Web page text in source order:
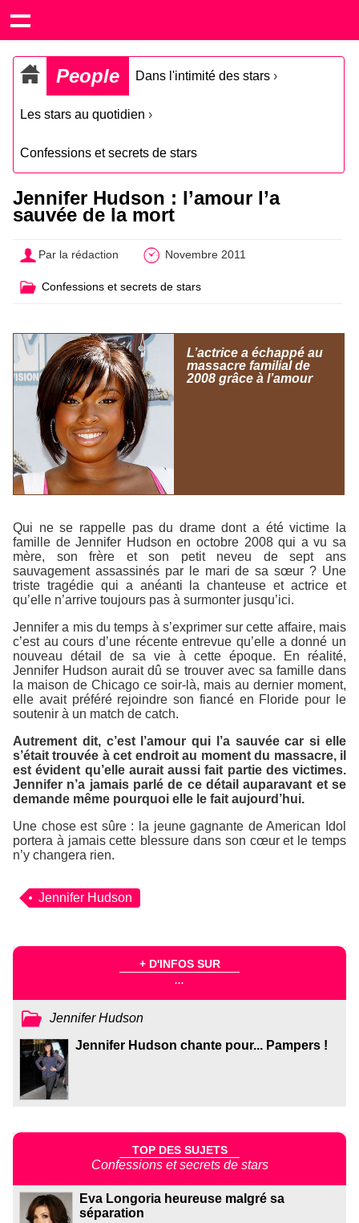
People Dans l'intimité des stars ›
Les stars au quotidien ›
Confessions et secrets de stars
Jennifer Hudson : l’amour l’a
sauvée de la mort
Par la rédaction Novembre 2011
Confessions et secrets de stars
L’actrice a échappé au
massacre familial de
2008 grâce à l’amour
Qui ne se rappelle pas du drame dont a été victime la
famille de Jennifer Hudson en octobre 2008 qui a vu sa
mère, son frère et son petit neveu de sept ans
sauvagement assassinés par le mari de sa sœur ? Une
triste tragédie qui a anéanti la chanteuse et actrice et
qu’elle n’arrive toujours pas à surmonter jusqu’ici.
Jennifer a mis du temps à s’exprimer sur cette affaire, mais
c’est au cours d’une récente entrevue qu’elle a donné un
nouveau détail de sa vie à cette époque. En réalité,
Jennifer Hudson aurait dû se trouver avec sa famille dans
la maison de Chicago ce soir-là, mais au dernier moment,
elle avait préféré rejoindre son fiancé en Floride pour le
soutenir à un match de catch.
Autrement dit, c’est l’amour qui l’a sauvée car si elle
s’était trouvée à cet endroit au moment du massacre, il
est évident qu’elle aurait aussi fait partie des victimes.
Jennifer n’a jamais parlé de ce détail auparavant et se
demande même pourquoi elle le fait aujourd’hui.
Une chose est sûre : la jeune gagnante deAmerican Idol
portera à jamais cette blessure dans son cœur et le temps
n’y changera rien.
Jennifer Hudson
+ D'INFOS SUR
...
Jennifer Hudson
Jennifer Hudson chante pour... Pampers !
TOP DES SUJETS
Confessions et secrets de stars
Eva Longoria heureuse malgré sa
séparation